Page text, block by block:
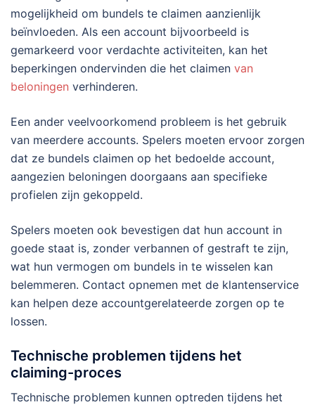
mogelijkheid om bundels te claimen aanzienlijk
beïnvloeden. Als een account bijvoorbeeld is
gemarkeerd voor verdachte activiteiten, kan het
beperkingen ondervinden die het claimen van
beloningen verhinderen.
Een ander veelvoorkomend probleem is het gebruik
van meerdere accounts. Spelers moeten ervoor zorgen
dat ze bundels claimen op het bedoelde account,
aangezien beloningen doorgaans aan specifieke
profielen zijn gekoppeld.
Spelers moeten ook bevestigen dat hun account in
goede staat is, zonder verbannen of gestraft te zijn,
wat hun vermogen om bundels in te wisselen kan
belemmeren. Contact opnemen met de klantenservice
kan helpen deze accountgerelateerde zorgen op te
lossen.
Technische problemen tijdens het
claiming-proces
Technische problemen kunnen optreden tijdens het